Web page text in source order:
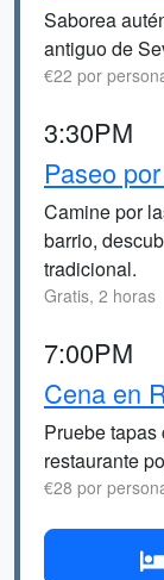
Saborea
antiguo de
€22 por
3:30PM
Paseo
Camine por
barrio,
tradicional.
Gratis, 2 horas
7:00PM
Cena en
Pruebe
restaurante
€28 por